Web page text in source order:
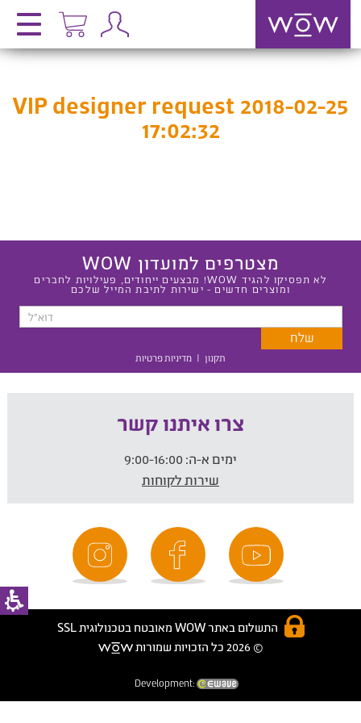
VIP designer request 2018-02-25
17:02:32
מצטרפים למועדון WOW
לא תפסיקו להגיד WOW! מבצעים ייחודים, פעילויות לחברים
ומוצרים חדשים - ישירות לתיבת המייל שלכם
תקנון | מדיניות פרטיות
צרו איתנו קשר
ימים א-ה:
שירות לקוחות
התשלום באתר WOW מאובטח בטכנולוגית SSL
© 2026 כל הזכויות שמורות
Development: